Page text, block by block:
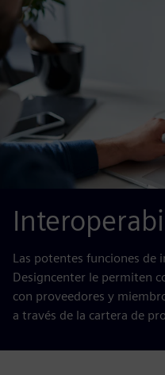
Las potentes funciones de
Designcenter le permiten
con proveedores y
a través de la cartera de